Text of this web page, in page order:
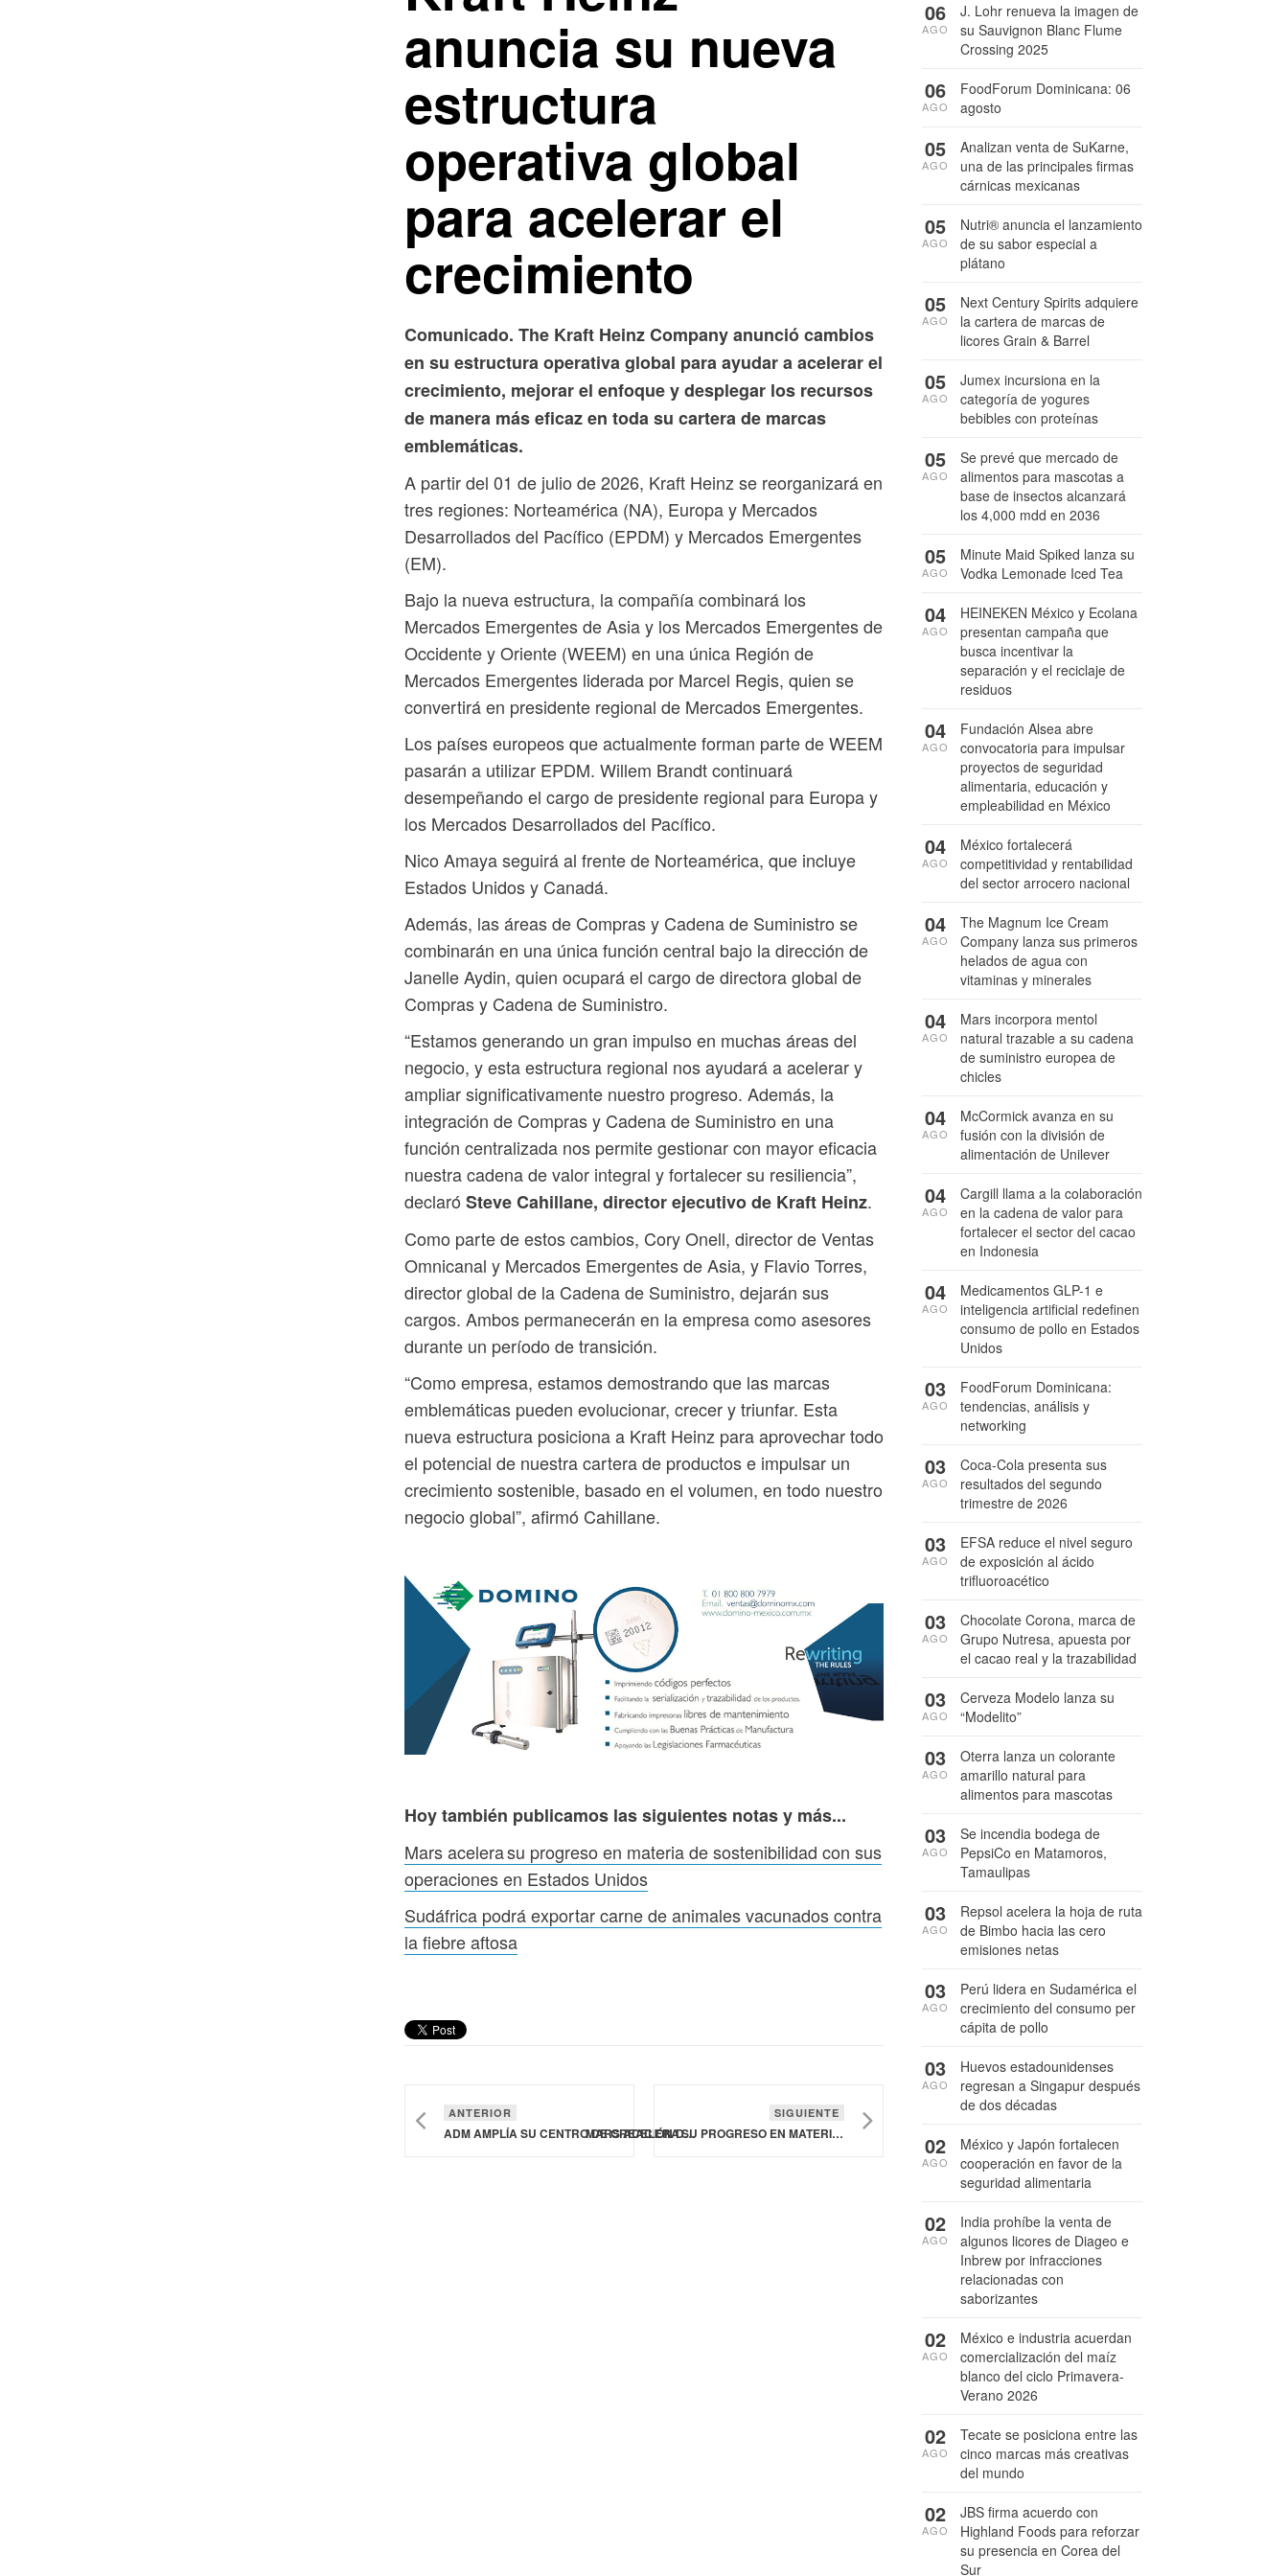
anuncia su nueva
estructura
operativa global
para acelerar el
crecimiento
Comunicado. The Kraft Heinz Company anunció cambios
en su estructura operativa global para ayudar a acelerar el
crecimiento, mejorar el enfoque y desplegar los recursos
de manera más eficaz en toda su cartera de marcas
emblemáticas.
A partir del 01 de julio de 2026, Kraft Heinz se reorganizará en
tres regiones: Norteamérica (NA), Europa y Mercados
Desarrollados del Pacífico (EPDM) y Mercados Emergentes
(EM).
Bajo la nueva estructura, la compañía combinará los
Mercados Emergentes de Asia y los Mercados Emergentes de
Occidente y Oriente (WEEM) en una única Región de
Mercados Emergentes liderada por Marcel Regis, quien se
convertirá en presidente regional de Mercados Emergentes.
Los países europeos que actualmente forman parte de WEEM
pasarán a utilizar EPDM. Willem Brandt continuará
desempeñando el cargo de presidente regional para Europa y
los Mercados Desarrollados del Pacífico.
Nico Amaya seguirá al frente de Norteamérica, que incluye
Estados Unidos y Canadá.
Además, las áreas de Compras y Cadena de Suministro se
combinarán en una única función central bajo la dirección de
Janelle Aydin, quien ocupará el cargo de directora global de
Compras y Cadena de Suministro.
“Estamos generando un gran impulso en muchas áreas del
negocio, y esta estructura regional nos ayudará a acelerar y
ampliar significativamente nuestro progreso. Además, la
integración de Compras y Cadena de Suministro en una
función centralizada nos permite gestionar con mayor eficacia
nuestra cadena de valor integral y fortalecer su resiliencia”,
declaró Steve Cahillane, director ejecutivo de Kraft Heinz.
Como parte de estos cambios, Cory Onell, director de Ventas
Omnicanal y Mercados Emergentes de Asia, y Flavio Torres,
director global de la Cadena de Suministro, dejarán sus
cargos. Ambos permanecerán en la empresa como asesores
durante un período de transición.
“Como empresa, estamos demostrando que las marcas
emblemáticas pueden evolucionar, crecer y triunfar. Esta
nueva estructura posiciona a Kraft Heinz para aprovechar todo
el potencial de nuestra cartera de productos e impulsar un
crecimiento sostenible, basado en el volumen, en todo nuestro
negocio global”, afirmó Cahillane.
Hoy también publicamos las siguientes notas y más...
Mars acelera su progreso en materia de sostenibilidad con sus
operaciones en Estados Unidos
Sudáfrica podrá exportar carne de animales vacunados contra
la fiebre aftosa
ANTERIOR
ADM AMPLÍA SU CENTRO DE CREACIÓN DE CLIENTES E INNOVACIÓN EN HUNGRÍA PARA APOYAR EL DESARROLLO DE BEBIDAS
SIGUIENTE
MARS ACELERA SU PROGRESO EN MATERIA DE SOSTENIBILIDAD CON SUS OPERACIONES EN ESTADOS UNIDOS
J. Lohr renueva la imagen de
su Sauvignon Blanc Flume
Crossing 2025
06
AGO
FoodForum Dominicana: 06
agosto
06
AGO
Analizan venta de SuKarne,
una de las principales firmas
cárnicas mexicanas
05
AGO
Nutri® anuncia el lanzamiento
de su sabor especial a
plátano
05
AGO
Next Century Spirits adquiere
la cartera de marcas de
licores Grain & Barrel
05
AGO
Jumex incursiona en la
categoría de yogures
bebibles con proteínas
05
AGO
Se prevé que mercado de
alimentos para mascotas a
base de insectos alcanzará
los 4,000 mdd en 2036
05
AGO
Minute Maid Spiked lanza su
Vodka Lemonade Iced Tea
05
AGO
HEINEKEN México y Ecolana
presentan campaña que
busca incentivar la
separación y el reciclaje de
residuos
04
AGO
Fundación Alsea abre
convocatoria para impulsar
proyectos de seguridad
alimentaria, educación y
empleabilidad en México
04
AGO
México fortalecerá
competitividad y rentabilidad
del sector arrocero nacional
04
AGO
The Magnum Ice Cream
Company lanza sus primeros
helados de agua con
vitaminas y minerales
04
AGO
Mars incorpora mentol
natural trazable a su cadena
de suministro europea de
chicles
04
AGO
McCormick avanza en su
fusión con la división de
alimentación de Unilever
04
AGO
Cargill llama a la colaboración
en la cadena de valor para
fortalecer el sector del cacao
en Indonesia
04
AGO
Medicamentos GLP-1 e
inteligencia artificial redefinen
consumo de pollo en Estados
Unidos
04
AGO
FoodForum Dominicana:
tendencias, análisis y
networking
03
AGO
Coca-Cola presenta sus
resultados del segundo
trimestre de 2026
03
AGO
EFSA reduce el nivel seguro
de exposición al ácido
trifluoroacético
03
AGO
Chocolate Corona, marca de
Grupo Nutresa, apuesta por
el cacao real y la trazabilidad
03
AGO
Cerveza Modelo lanza su
“Modelito”
03
AGO
Oterra lanza un colorante
amarillo natural para
alimentos para mascotas
03
AGO
Se incendia bodega de
PepsiCo en Matamoros,
Tamaulipas
03
AGO
Repsol acelera la hoja de ruta
de Bimbo hacia las cero
emisiones netas
03
AGO
Perú lidera en Sudamérica el
crecimiento del consumo per
cápita de pollo
03
AGO
Huevos estadounidenses
regresan a Singapur después
de dos décadas
03
AGO
México y Japón fortalecen
cooperación en favor de la
seguridad alimentaria
02
AGO
India prohíbe la venta de
algunos licores de Diageo e
Inbrew por infracciones
relacionadas con
saborizantes
02
AGO
México e industria acuerdan
comercialización del maíz
blanco del ciclo Primavera-
Verano 2026
02
AGO
Tecate se posiciona entre las
cinco marcas más creativas
del mundo
02
AGO
JBS firma acuerdo con
Highland Foods para reforzar
su presencia en Corea del
Sur
02
AGO